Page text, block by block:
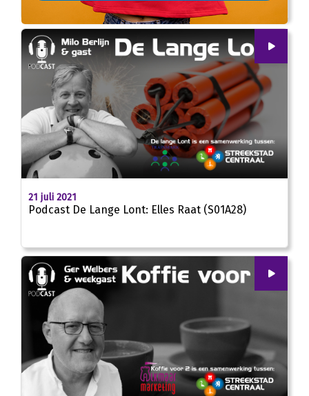
00
24:54
21 juli 2021
Podcast De Lange Lont: Elles Raat (S01A28)
25:01